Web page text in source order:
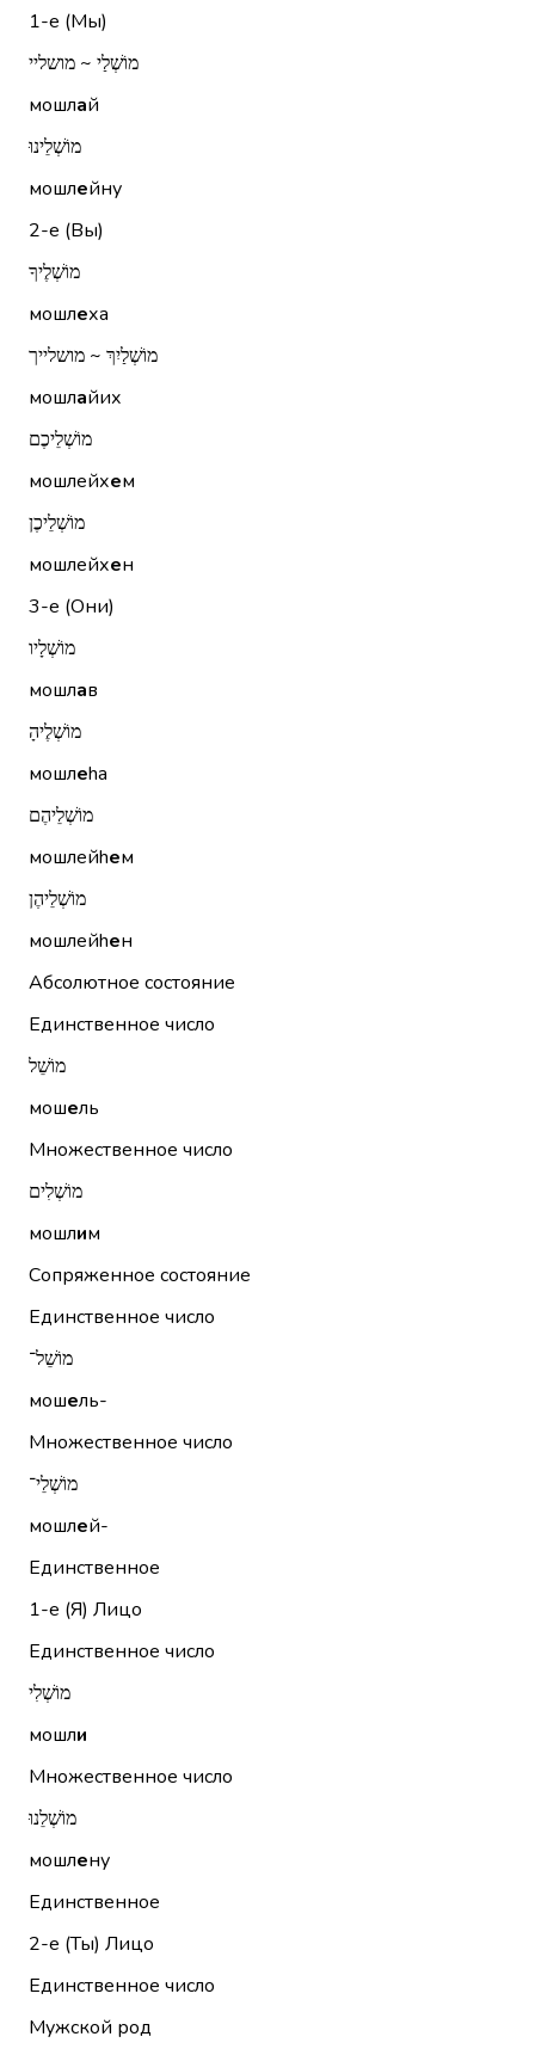
1-е (Мы)
מוֹשְׁלַי ~ מושליי
мошлай
מוֹשְׁלֵינוּ
мошлейну
2-е (Вы)
מוֹשְׁלֶיךָ
мошлеха
מוֹשְׁלַיִךְ ~ מושלייך
мошлайих
מוֹשְׁלֵיכֶם
мошлейхем
מוֹשְׁלֵיכֶן
мошлейхен
3-е (Они)
מוֹשְׁלָיו
мошлав
מוֹשְׁלֶיהָ
мошлеhа
מוֹשְׁלֵיהֶם
мошлейhем
מוֹשְׁלֵיהֶן
мошлейhен
Абсолютное состояние
Единственное число
מוֹשֵׁל
мошель
Множественное число
מוֹשְׁלִים
мошлим
Сопряженное состояние
Единственное число
מוֹשֵׁל־
мошель-
Множественное число
מוֹשְׁלֵי־
мошлей-
Единственное
1-е (Я) Лицо
Единственное число
מוֹשְׁלִי
мошли
Множественное число
מוֹשְׁלֵנוּ
мошлену
Единственное
2-е (Ты) Лицо
Единственное число
Мужской род